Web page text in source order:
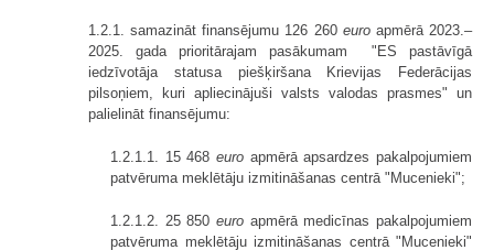
1.2.1. samazināt finansējumu 126 260 euroapmērā 2023.–
2025. gada prioritārajam pasākumam "ES pastāvīgā
iedzīvotāja statusa piešķiršana Krievijas Federācijas
pilsoņiem, kuri apliecinājuši valsts valodas prasmes" un
palielināt finansējumu:
1.2.1.1. 15 468 euro apmērā apsardzes pakalpojumiem
patvēruma meklētāju izmitināšanas centrā "Mucenieki";
1.2.1.2. 25 850 euro apmērā medicīnas pakalpojumiem
patvēruma meklētāju izmitināšanas centrā "Mucenieki"